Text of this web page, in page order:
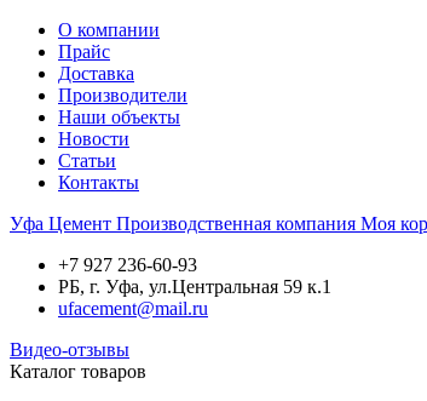
О компании
Прайс
Доставка
Производители
Наши объекты
Новости
Статьи
Контакты
Уфа Цемент Производственная компания Моя
+7 927 236-60-93
РБ, г. Уфа, ул.Центральная 59 к.1
ufacement@mail.ru
Видео-отзывы
Каталог товаров